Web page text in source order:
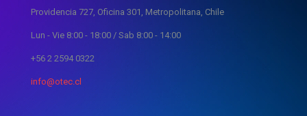
Providencia 727, Oficina 301, Metropolitana, Chile
Lun - Vie 8:00 - 18:00 / Sab 8:00 - 14:00
+56 2 2594 0322
info@otec.cl